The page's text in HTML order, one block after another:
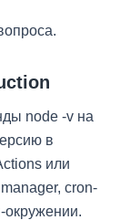
node -v на
в
или
cron-
окружении.